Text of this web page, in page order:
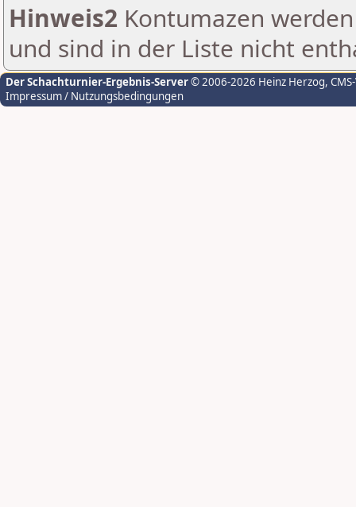
Hinweis2 Kontumazen
und sind in der Liste nicht
Der Schachturnier-Ergebnis-Server© 2006-2026 Heinz Herzog,
Impressum / Nutzungsbedingungen